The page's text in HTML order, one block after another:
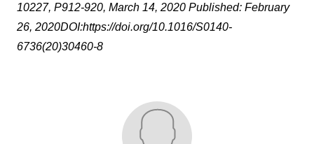
10227, P912-920, March 14, 2020 Published: February
26, 2020DOI:https://doi.org/10.1016/S0140-
6736(20)30460-8